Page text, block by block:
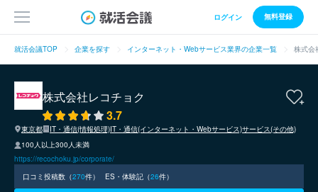
ログイン 無料登録
就活会議TOP 企業を探す インターネット・Webサービス業界の企業一覧 株式会
株式会社レコチョク
3.7
東京都 IT・通信(情報処理)IT・通信(インターネット・Webサービス)サービス(その他)
100人以上300人未満
https://recochoku.jp/corporate/
口コミ投稿数（270件） ES・体験記（26件）